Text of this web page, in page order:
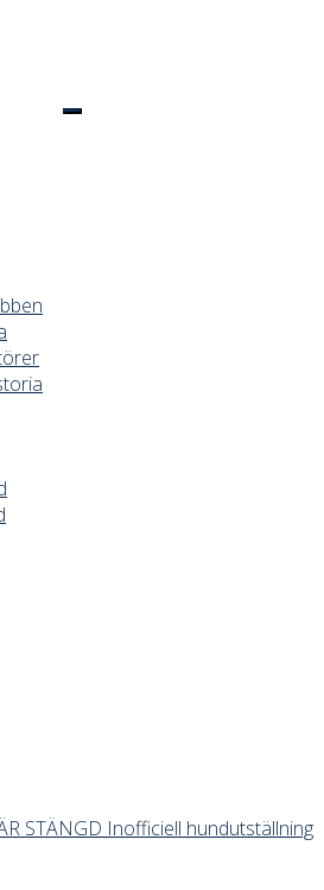
STÄNGD Inofficiell hundutställning